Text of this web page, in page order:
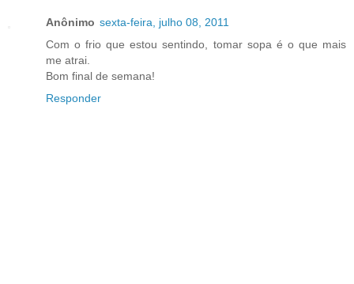
Anônimo sexta-feira, julho 08, 2011
Com o frio que estou sentindo, tomar sopa é o que mais
me atrai.
Bom final de semana!
Responder